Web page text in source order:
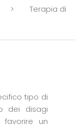
>
Terapia di
tipo di
dei disagi
un